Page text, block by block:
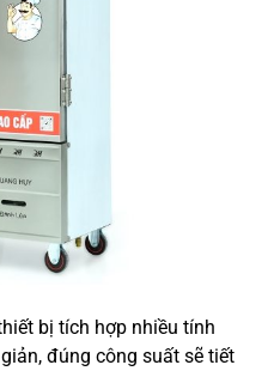
bị tích hợp nhiều tính
đúng công suất sẽ tiết